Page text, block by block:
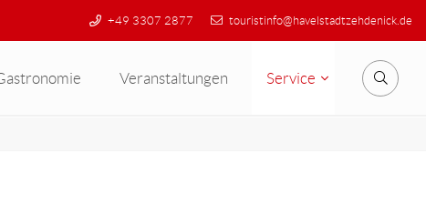
+49 3307 2877 touristinfo@havelstadtzehdenick.de
Veranstaltungen Service Suche